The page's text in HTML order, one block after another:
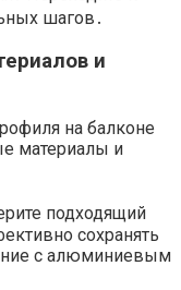
шагов․
и
на балконе
материалы и
подходящий
сохранять
с алюминиевым